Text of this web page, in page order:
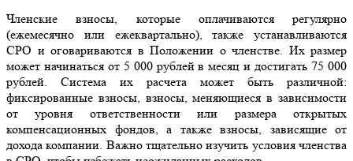
Членские взносы, которые оплачиваются регулярно
(ежемесячно или ежеквартально), также устанавливаются
СРО и оговариваются в Положении о членстве. Их размер
может начинаться от 5 000 рублей в месяц и достигать 75 000
рублей. Система их расчета может быть различной:
фиксированные взносы, взносы, меняющиеся в зависимости
от уровня ответственности или размера открытых
компенсационных фондов, а также взносы, зависящие от
дохода компании. Важно тщательно изучить условия членства